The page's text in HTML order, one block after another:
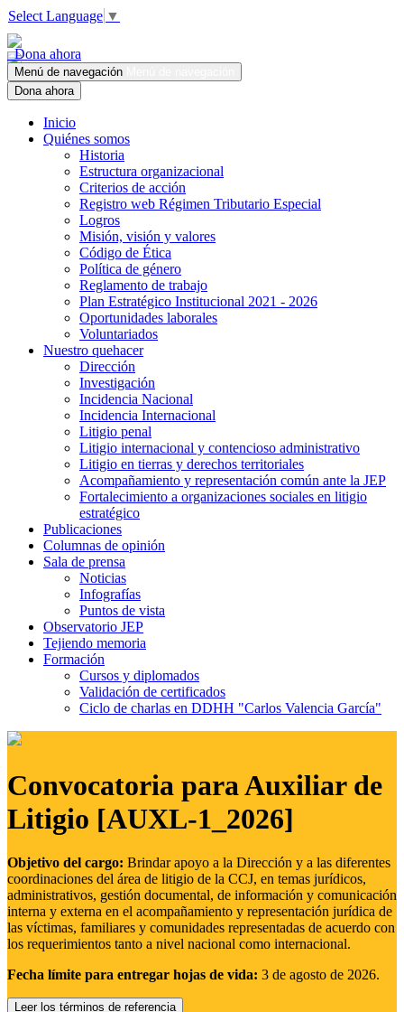
Select Language ▼
Dona ahora
Menú de navegación
Dona ahora
Inicio
Quiénes somos
Historia
Estructura organizacional
Criterios de acción
Registro web Régimen Tributario Especial
Logros
Misión, visión y valores
Código de Ética
Política de género
Reglamento de trabajo
Plan Estratégico Institucional 2021 - 2026
Oportunidades laborales
Voluntariados
Nuestro quehacer
Dirección
Investigación
Incidencia Nacional
Incidencia Internacional
Litigio penal
Litigio internacional y contencioso administrativo
Litigio en tierras y derechos territoriales
Acompañamiento y representación común ante la JEP
Fortalecimiento a organizaciones sociales en litigio
estratégico
Publicaciones
Columnas de opinión
Sala de prensa
Noticias
Infografías
Puntos de vista
Observatorio JEP
Tejiendo memoria
Formación
Cursos y diplomados
Validación de certificados
Ciclo de charlas en DDHH "Carlos Valencia García"
Convocatoria para Auxiliar de
Litigio [AUXL-1_2026]
Objetivo del cargo: Brindar apoyo a la Dirección y a las diferentes
coordinaciones del área de litigio de la CCJ, en temas jurídicos,
administrativos, gestión documental, de información y comunicación
interna y externa en el acompañamiento y representación jurídica de
las víctimas, familiares y comunidades representadas de acuerdo con
los requerimientos tanto a nivel nacional como internacional.
Fecha límite para entregar hojas de vida: 3 de agosto de 2026.
Leer los términos de referencia